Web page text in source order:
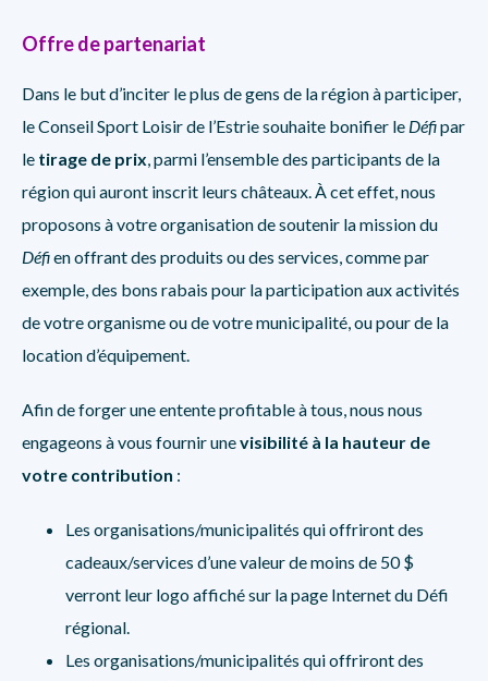
Offre de partenariat
Dans le but d’inciter le plus de gens de la région à participer,
le Conseil Sport Loisir de l’Estrie souhaite bonifier le Défipar
le tirage de prix, parmi l’ensemble des participants de la
région qui auront inscrit leurs châteaux. À cet effet, nous
proposons à votre organisation de soutenir la mission du
Défien offrant des produits ou des services, comme par
exemple, des bons rabais pour la participation aux activités
de votre organisme ou de votre municipalité, ou pour de la
location d’équipement.
Afin de forger une entente profitable à tous, nous nous
engageons à vous fournir unevisibilité à la hauteur de
votre contribution :
Les organisations/municipalités qui offriront des
cadeaux/services d’une valeur de moins de 50 $
verront leur logo affiché sur lapage Internet du Défi
régional.
Les organisations/municipalités qui offriront des